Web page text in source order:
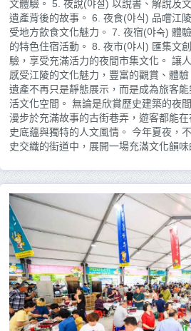
文體驗。 5. 夜說(야설) 以說書、解說及
遺產背後的故事。 6. 夜食(야식) 品嚐江
受地方飲食文化魅力。 7. 夜宿(야숙) 體
的特色住宿活動。 8. 夜市(야시) 匯集文
驗，享受充滿活力的夜間市集文化。 讓
感受江陵的文化魅力，豐富的觀賞、體
遺產不再只是靜態展示，而是成為旅客
活文化空間。 無論是欣賞歷史建築的夜
漫步於充滿故事的古街巷弄，遊客都能
史底蘊與獨特的人文風情。 今年夏夜，
史交織的街道中，展開一場充滿文化韻味